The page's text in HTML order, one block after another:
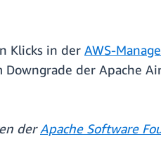
Klicks in der AWS-
der Apache
derApache Software